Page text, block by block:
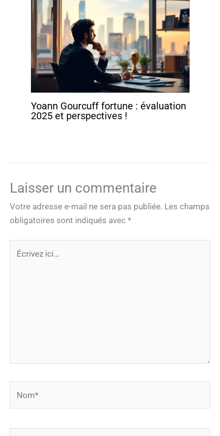
Yoann Gourcuff fortune : évaluation
2025 et perspectives !
Laisser un commentaire
Votre adresse e-mail ne sera pas publiée. Les champs
obligatoires sont indiqués avec *
ici…